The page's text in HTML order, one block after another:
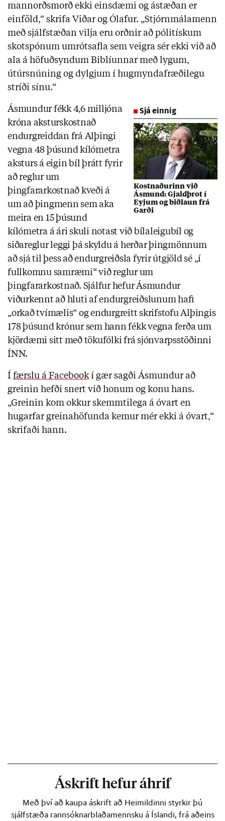
mannorðsmorð ekki einsdæmi og ástæðan er
einföld,“ skrifa Viðar og Ólafur. „Stjórnmálamenn
með sjálfstæðan vilja eru orðnir að pólitískum
skotspónum umrótsafla sem veigra sér ekki við að
ala á höfuðsyndum Biblíunnar með lygum,
útúrsnúning og dylgjum í hugmyndafræðilegu
stríði sínu.“
Sjá einnig
Kostnaðurinn við
Ásmund: Gjaldþrot í
Eyjum og biðlaun frá
Garði
Ásmundur fékk 4,6 milljóna
króna aksturskostnað
endurgreiddan frá Alþingi
vegna 48 þúsund kílómetra
aksturs á eigin bíl þrátt fyrir
að reglur um
þingfararkostnað kveði á
um að þingmenn sem aka
meira en 15 þúsund
kílómetra á ári skuli notast við bílaleigubíl og
siðareglur leggi þá skyldu á herðar þingmönnum
að sjá til þess að endurgreiðsla fyrir útgjöld sé „í
fullkomnu samræmi“ við reglur um
þingfararkostnað. Sjálfur hefur Ásmundur
viðurkennt að hluti af endurgreiðslunum hafi
„orkað tvímælis“ og endurgreitt skrifstofu Alþingis
178 þúsund krónur sem hann fékk vegna ferða um
kjördæmi sitt með tökufólki frá sjónvarpsstöðinni
ÍNN.
Í færslu á Facebook í gær sagði Ásmundur að
greinin hefði snert við honum og konu hans.
„Greinin kom okkur skemmtilega á óvart en
hugarfar greinahöfunda kemur mér ekki á óvart,“
skrifaði hann.
Áskrift hefur áhrif
Með því að kaupa áskrift að Heimildinni styrkir þú
sjálfstæða rannsóknarblaðamennsku á Íslandi, frá aðeins